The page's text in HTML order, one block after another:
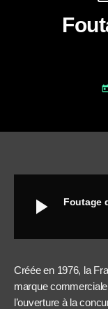
play_arrow Foutage
Créée en 1976, la
marque
l’ouverture à la